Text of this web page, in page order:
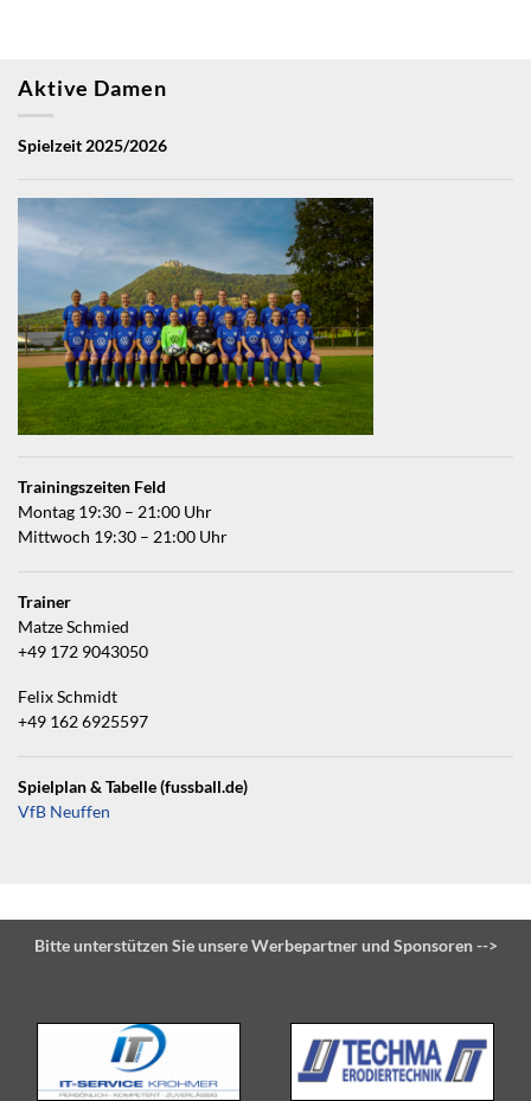
Aktive Damen
Spielzeit 2025/2026
Trainingszeiten Feld
Montag 19:30 – 21:00 Uhr
Mittwoch 19:30 – 21:00 Uhr
Trainer
Matze Schmied
+49 172 9043050
Felix Schmidt
+49 162 6925597
Spielplan & Tabelle (fussball.de)
VfB Neuffen
Bitte unterstützen Sie unsere Werbepartner und Sponsoren -->